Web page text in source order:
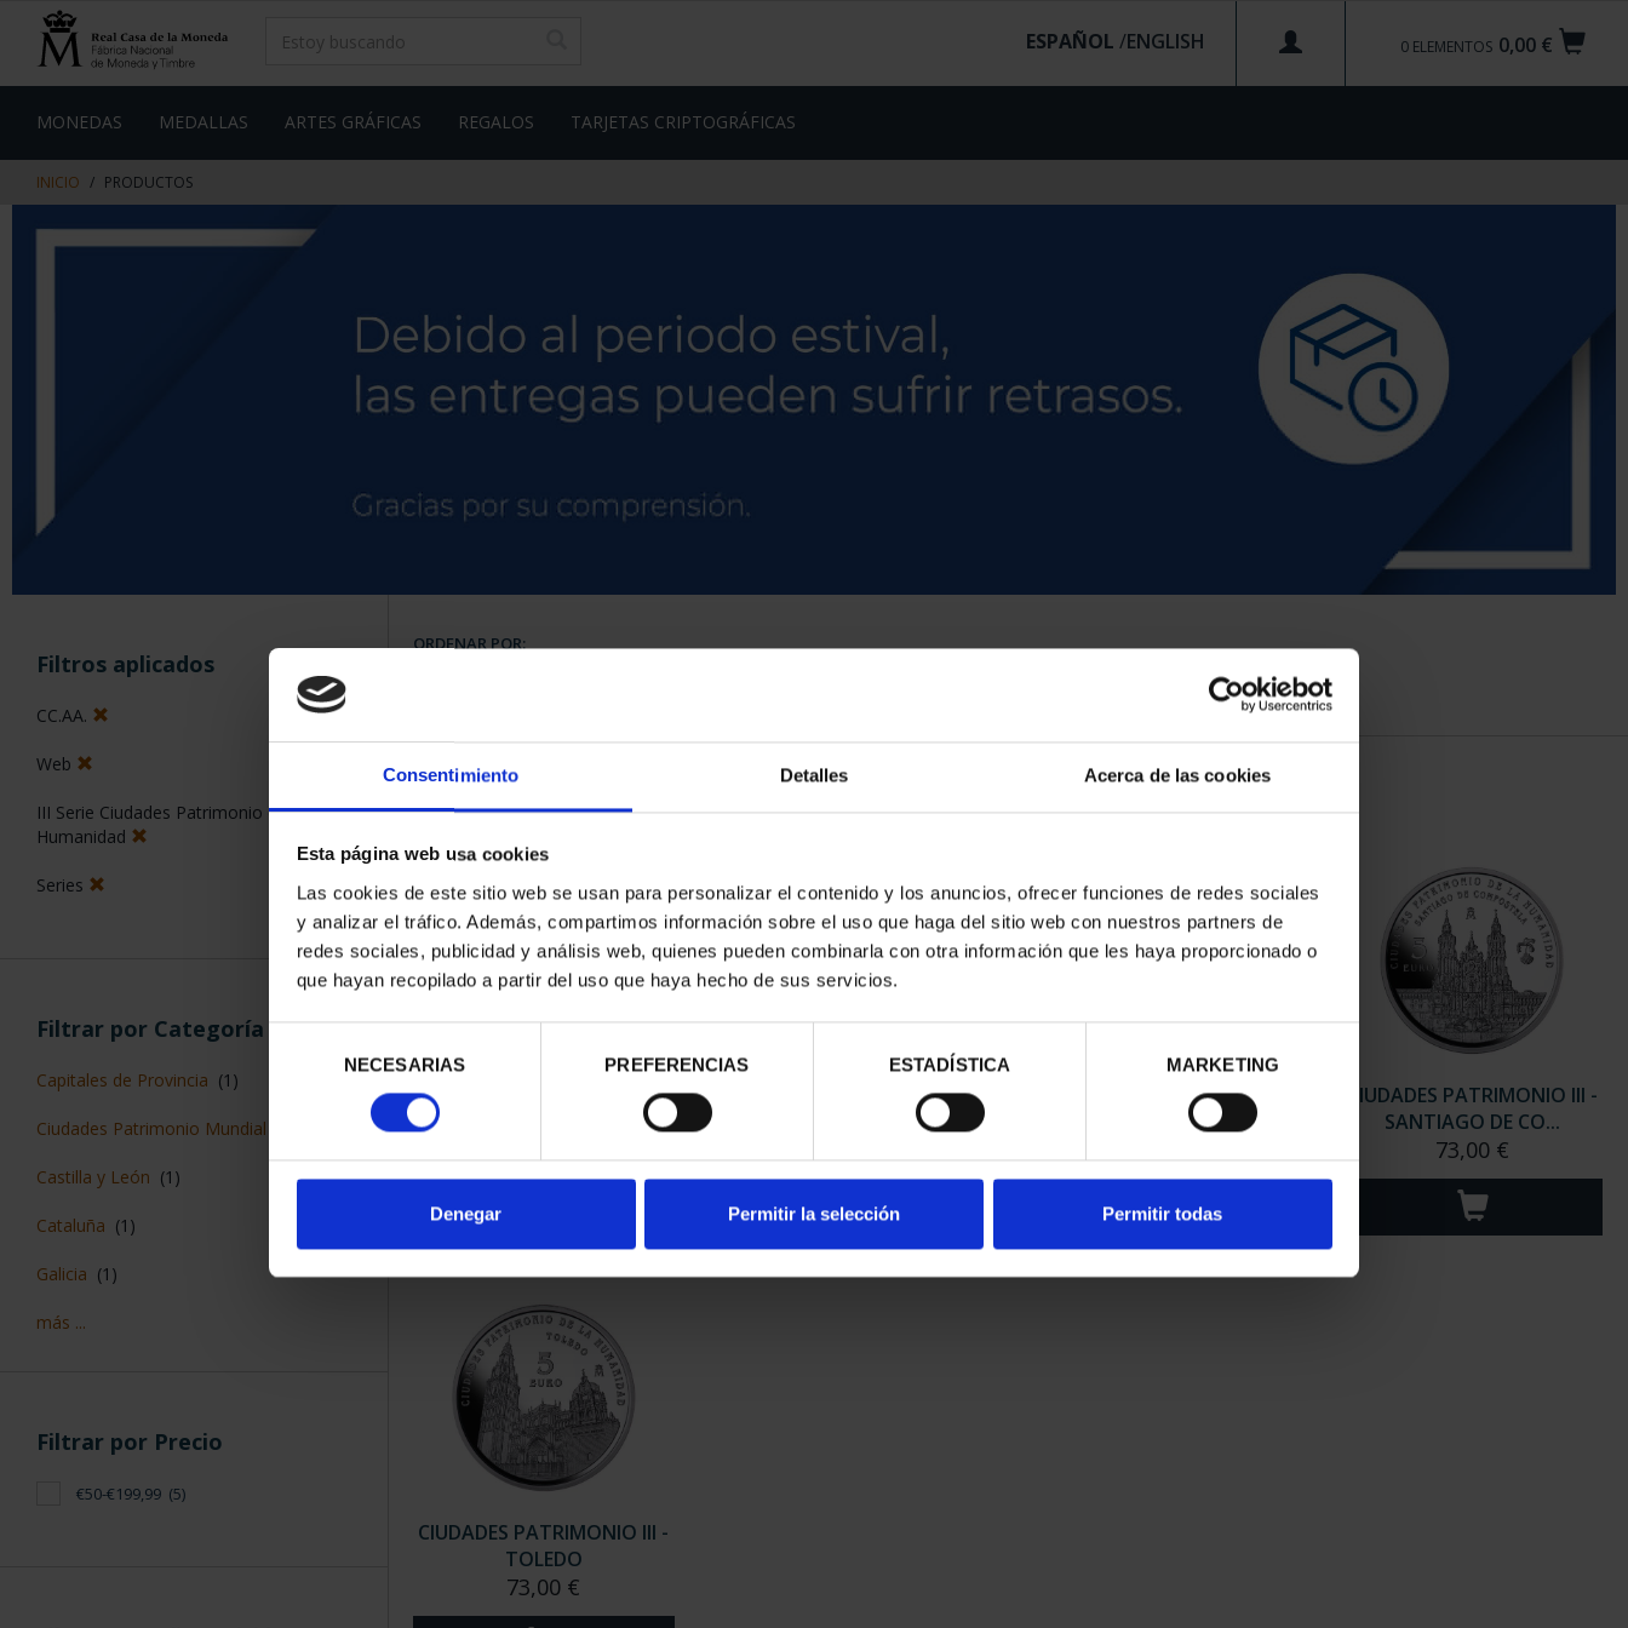
Consentimiento Detalles Acerca de las cookies
Esta página web usa cookies
Las cookies de este sitio web se usan para personalizar el contenido y los anuncios, ofrecer funciones de redes sociales
y analizar el tráfico. Además, compartimos información sobre el uso que haga del sitio web con nuestros partners de
redes sociales, publicidad y análisis web, quienes pueden combinarla con otra información que les haya proporcionado o
que hayan recopilado a partir del uso que haya hecho de sus servicios.
consentimiento
NECESARIAS PREFERENCIAS ESTADÍSTICA MARKETING
Denegar Permitir la selección Permitir todas
contenido
de
0,00 €
0 ELEMENTOS
ESPAÑOL /
MONEDAS MEDALLAS ARTES GRÁFICAS REGALOS TARJETAS CRIPTOGRÁFICAS
INICIO PRODUCTOS
Filtros aplicados
CC.AA.
Web
III Serie Ciudades Patrimonio de la
Humanidad
Series
Filtrar por Categoría
Capitales de Provincia (1)
Ciudades Patrimonio Mundial
Castilla y León (1)
Cataluña (1)
Galicia (1)
más ...
Filtrar por Precio
€50-€199,99 (5)
ORDENAR POR:
5 Productos encontrados
CAPITALES ESPAÑOLAS -
CIUDADES PATRIMONIO III -
CIUDADES PATRIMONIO III -
SEGOVIA
CIUDADES PATRIMONIO III -
SANTIAGO DE CO...
73,00 €
CIUDADES PATRIMONIO III -
TOLEDO
73,00 €